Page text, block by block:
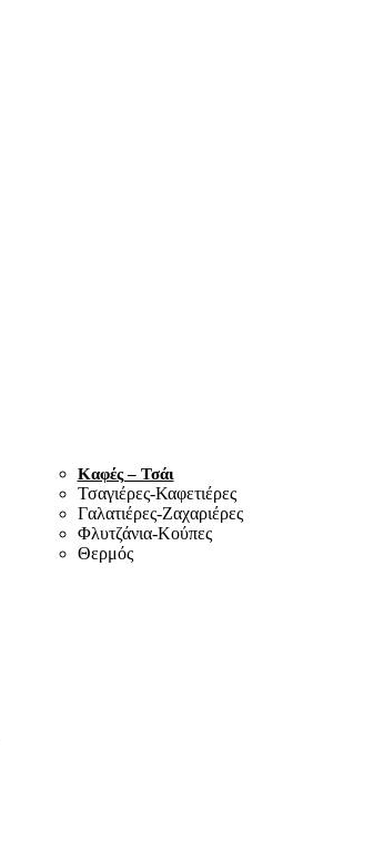
Καφές – Τσάι
Τσαγιέρες-Καφετιέρες
Γαλατιέρες-Ζαχαριέρες
Φλυτζάνια-Κούπες
Θερμός